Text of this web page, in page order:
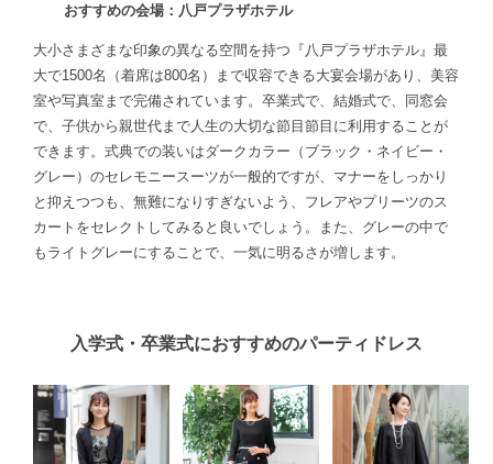
おすすめの会場：八戸プラザホテル
大小さまざまな印象の異なる空間を持つ『八戸プラザホテル』最
大で1500名（着席は800名）まで収容できる大宴会場があり、美容
室や写真室まで完備されています。卒業式で、結婚式で、同窓会
で、子供から親世代まで人生の大切な節目節目に利用することが
できます。式典での装いはダークカラー（ブラック・ネイビー・
グレー）のセレモニースーツが一般的ですが、マナーをしっかり
と抑えつつも、無難になりすぎないよう、フレアやプリーツのス
カートをセレクトしてみると良いでしょう。また、グレーの中で
もライトグレーにすることで、一気に明るさが増します。
入学式・卒業式におすすめのパーティドレス